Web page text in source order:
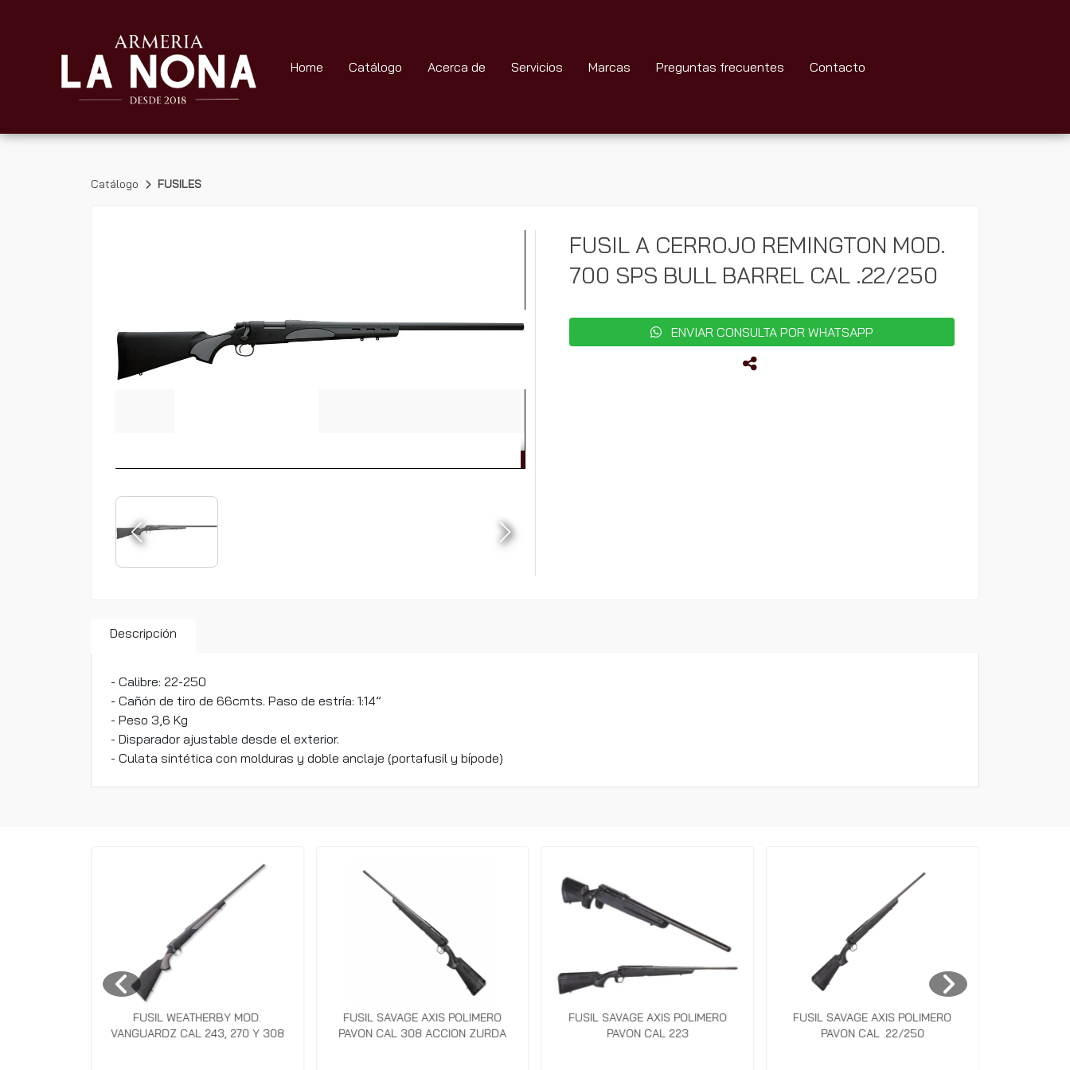
Home Catálogo Acerca de Servicios Marcas Preguntas frecuentes Contacto
Catálogo FUSILES
FUSIL A CERROJO REMINGTON MOD.
700 SPS BULL BARREL CAL .22/250
ENVIAR CONSULTA POR WHATSAPP
Descripción
- Calibre: 22-250
- Cañón de tiro de 66cmts. Paso de estría: 1:14”
- Peso 3,6 Kg
- Disparador ajustable desde el exterior.
- Culata sintética con molduras y doble anclaje (portafusil y bípode)
FUSIL WEATHERBY MOD.
VANGUARDZ CAL 243, 270 Y 308
FUSIL SAVAGE AXIS POLIMERO
PAVON CAL 308 ACCION ZURDA
FUSIL SAVAGE AXIS POLIMERO
PAVON CAL 223
FUSIL SAVAGE AXIS POLIMERO
PAVON CAL .22/250